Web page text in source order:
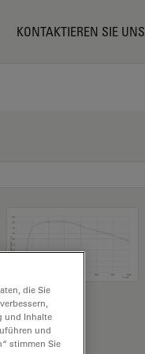
KONTAKTIEREN SIE UNS
die Sie
und Inhalte
und
stimmen Sie